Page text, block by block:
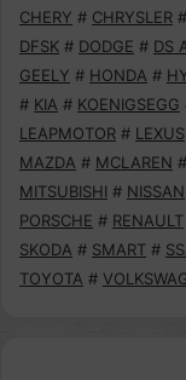
CHERY # CHRYSLER #
DFSK # DODGE # DS
GEELY # HONDA #
# KIA # KOENIGSEGG
LEAPMOTOR # LEXUS
MAZDA # MCLAREN #
MITSUBISHI # NISSAN
PORSCHE # RENAULT
SKODA # SMART #
TOYOTA #